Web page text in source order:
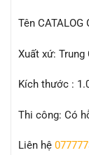
Tên CATALOG
Xuất xứ: Trung
Kích thước :
Thi công: Có
Liên hệ